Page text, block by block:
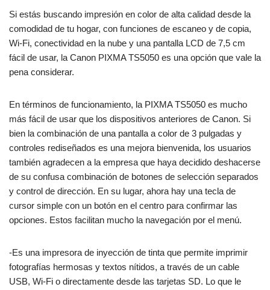
Si estás buscando impresión en color de alta calidad desde la
comodidad de tu hogar, con funciones de escaneo y de copia,
Wi-Fi, conectividad en la nube y una pantalla LCD de 7,5 cm
fácil de usar, la Canon PIXMA TS5050 es una opción que vale la
pena considerar.
En términos de funcionamiento, la PIXMA TS5050 es mucho
más fácil de usar que los dispositivos anteriores de Canon. Si
bien la combinación de una pantalla a color de 3 pulgadas y
controles rediseñados es una mejora bienvenida, los usuarios
también agradecen a la empresa que haya decidido deshacerse
de su confusa combinación de botones de selección separados
y control de dirección. En su lugar, ahora hay una tecla de
cursor simple con un botón en el centro para confirmar las
opciones. Estos facilitan mucho la navegación por el menú.
-Es una impresora de inyección de tinta que permite imprimir
fotografías hermosas y textos nítidos, a través de un cable
USB, Wi-Fi o directamente desde las tarjetas SD. Lo que le